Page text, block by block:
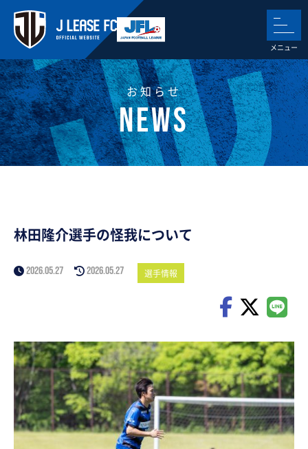
お知らせ
林田隆介選手の怪我について
2026.05.27 2026.05.27 選手情報